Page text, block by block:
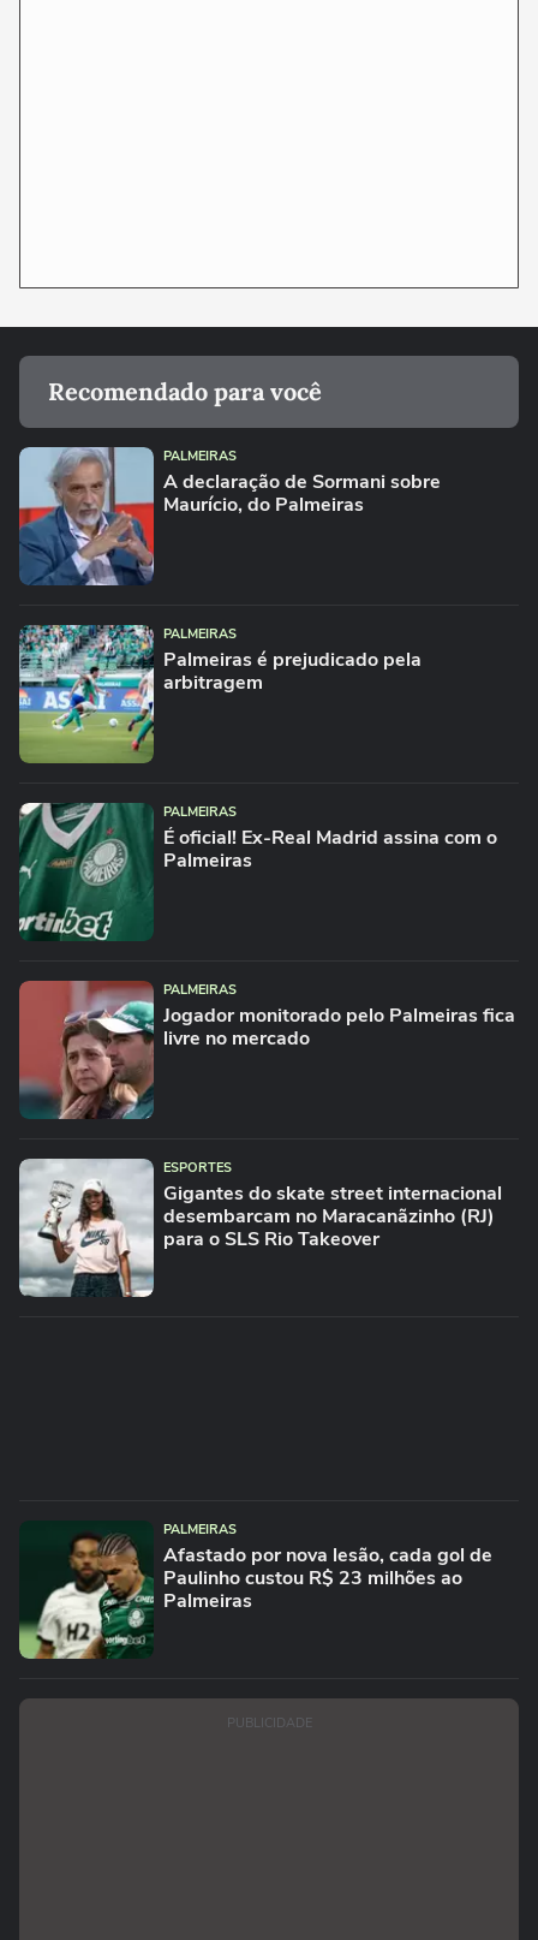
Recomendado para você
PALMEIRAS
A declaração de Sormani sobre
Maurício, do Palmeiras
PALMEIRAS
Palmeiras é prejudicado pela
arbitragem
PALMEIRAS
É oficial! Ex-Real Madrid assina com o
Palmeiras
PALMEIRAS
Jogador monitorado pelo Palmeiras fica
livre no mercado
ESPORTES
Gigantes do skate street internacional
desembarcam no Maracanãzinho (RJ)
para o SLS Rio Takeover
PALMEIRAS
Afastado por nova lesão, cada gol de
Paulinho custou R$ 23 milhões ao
Palmeiras
PUBLICIDADE